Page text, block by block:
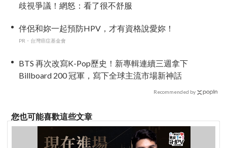
歧視爭議！網怒：看了很不舒服
伴侶和妳一起預防HPV，才有資格說愛妳！
PR・台灣癌症基金會
BTS 再次改寫K-Pop歷史！新專輯連續三週拿下
Billboard 200 冠軍，寫下全球主流市場新神話
Recommended by
您也可能喜歡這些文章